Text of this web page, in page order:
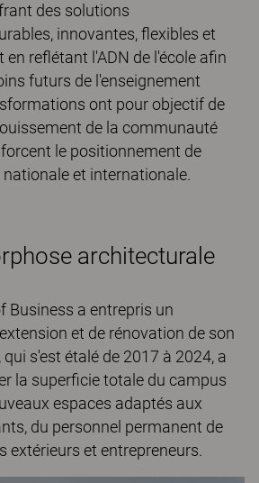
des solutions
innovantes, flexibles et
reflétant l'ADN de l'école afin
futurs de l'enseignement
ont pour objectif de
de la communauté
le positionnement de
nationale et internationale.
architecturale
Business a entrepris un
et de rénovation de son
s'est étalé de 2017 à 2024, a
la superficie totale du campus
espaces adaptés aux
du personnel permanent de
extérieurs et entrepreneurs.